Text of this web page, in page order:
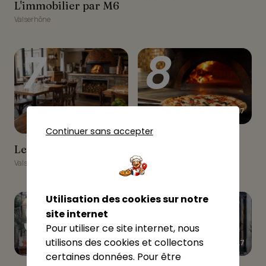
L'immobilier par M6
Valserhône
Le Sorgia
7
★★★★★
Le Sorgia
Valserhône
NONNA ASSUNTA
8
4.7
NONNA ASSUNTA
Valserhône
9
★★★★★ 4.7 10
★★★★★ 4.7
Continuer sans accepter
Utilisation des cookies sur notre
site internet
Pour utiliser ce site internet, nous
utilisons des cookies et collectons
certaines données. Pour être